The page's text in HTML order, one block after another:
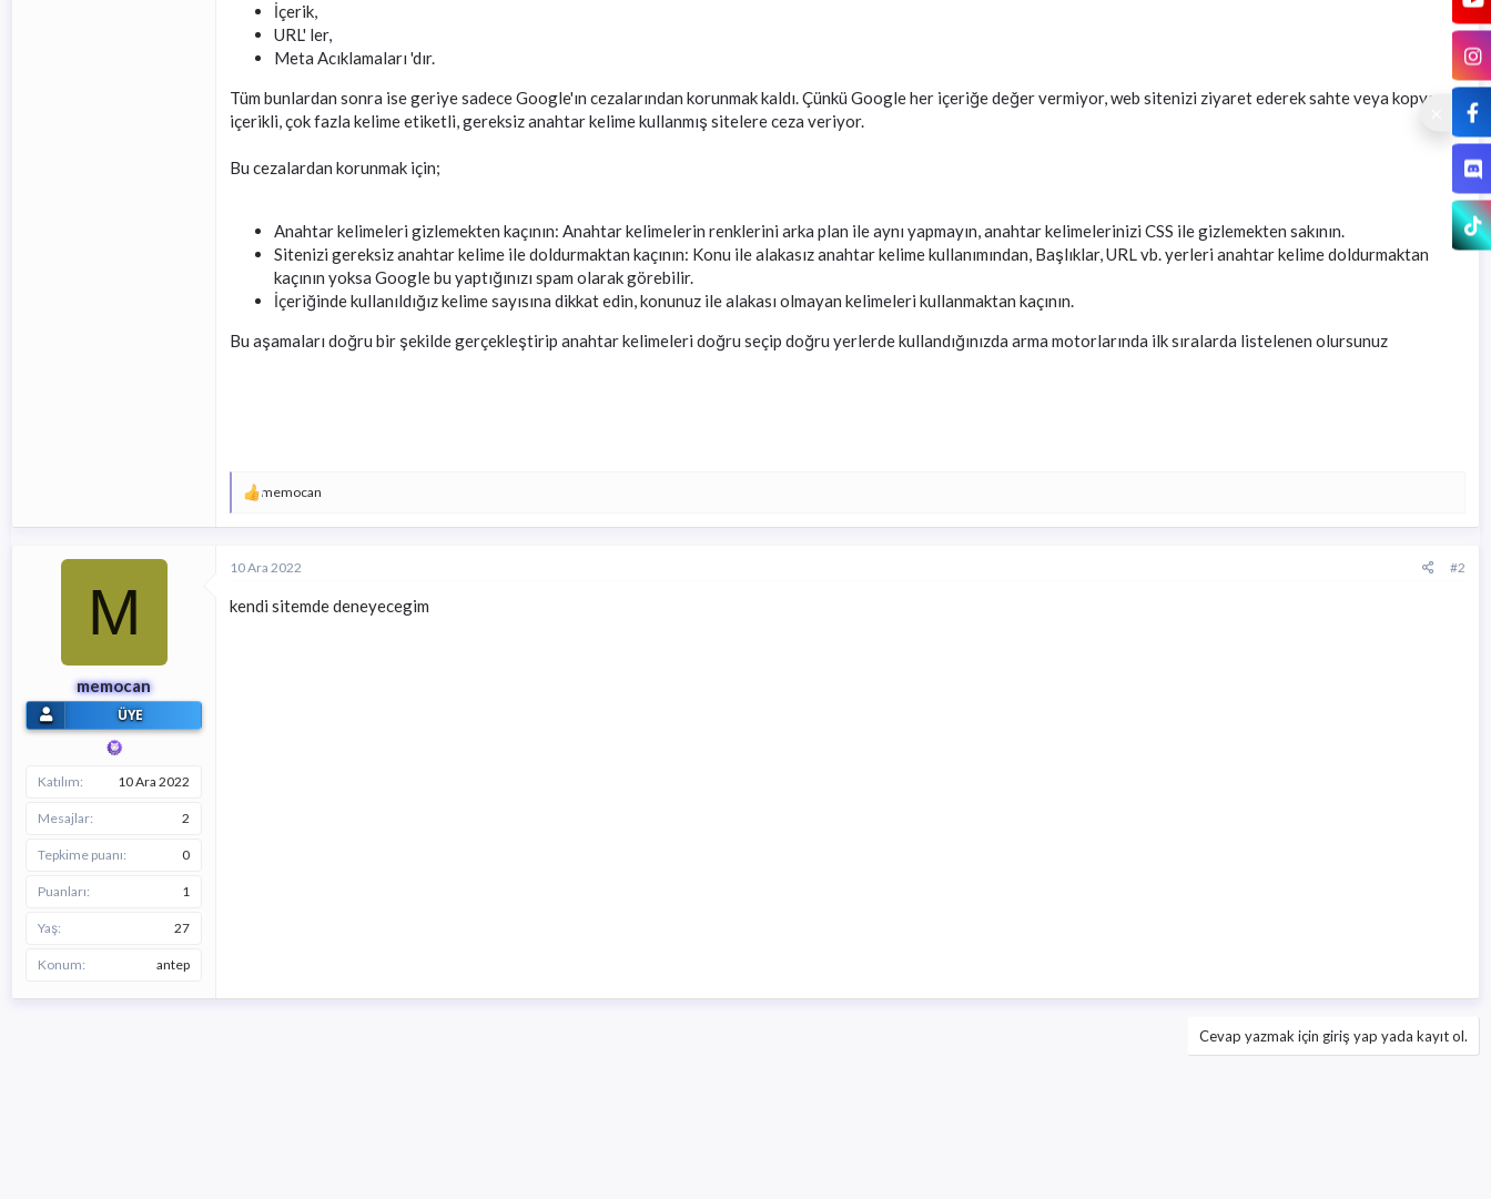
İçerik,
URL' ler,
Meta Acıklamaları 'dır.
Tüm bunlardan sonra ise geriye sadece Google'ın cezalarından korunmak kaldı. Çünkü Google her içeriğe değer vermiyor, web sitenizi ziyaret ederek sahte veya kopya
içerikli, çok fazla kelime etiketli, gereksiz anahtar kelime kullanmış sitelere ceza veriyor.
Bu cezalardan korunmak için;
Anahtar kelimeleri gizlemekten kaçının: Anahtar kelimelerin renklerini arka plan ile aynı yapmayın, anahtar kelimelerinizi CSS ile gizlemekten sakının.
Sitenizi gereksiz anahtar kelime ile doldurmaktan kaçının: Konu ile alakasız anahtar kelime kullanımından, Başlıklar, URL vb. yerleri anahtar kelime doldurmaktan
kaçının yoksa Google bu yaptığınızı spam olarak görebilir.
İçeriğinde kullanıldığız kelime sayısına dikkat edin, konunuz ile alakası olmayan kelimeleri kullanmaktan kaçının.
Bu aşamaları doğru bir şekilde gerçekleştirip anahtar kelimeleri doğru seçip doğru yerlerde kullandığınızda arma motorlarında ilk sıralarda listelenen olursunuz
T
p
i
e
r
memocan
M
memocan
ÜYE
Katılım 10 Ara 2022
Mesajlar 2
Tepkime puanı 0
Puanları 1
Yaş 27
Konum antep
10 Ara 2022 #2
kendi sitemde deneyecegim
Cevap yazmak için giriş yap yada kayıt ol.